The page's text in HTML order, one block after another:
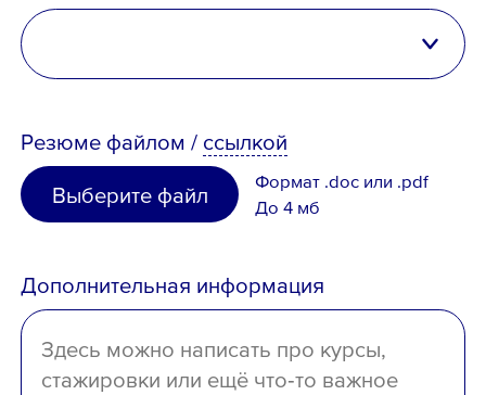
Беларусь
Узбекистан
Иное
неполное высшее
среднее специальное
отсутствует
Резюме файлом / ссылкой
Выберите файл
Формат .doc или .pdf
До 4 мб
Дополнительная информация